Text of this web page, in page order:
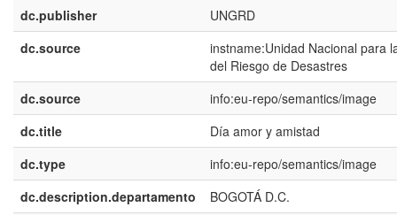
dc.publisher
UNGRD
dc.source
instname:Unidad Nacional para
del Riesgo de Desastres
dc.source
info:eu-repo/semantics/image
dc.title
Día amor y amistad
dc.type
info:eu-repo/semantics/image
dc.description.departamento
BOGOTÁ D.C.